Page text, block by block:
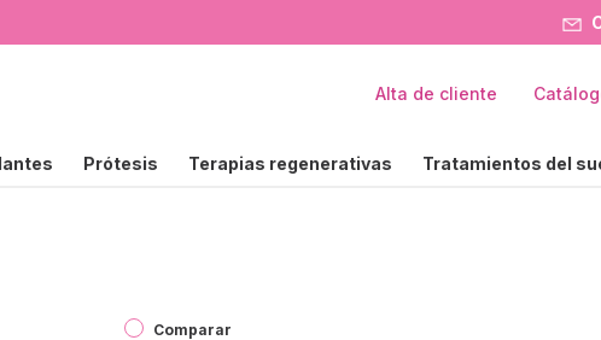
Prótesis Terapias regenerativas Tratamientos del
Alta de cliente
Comparar